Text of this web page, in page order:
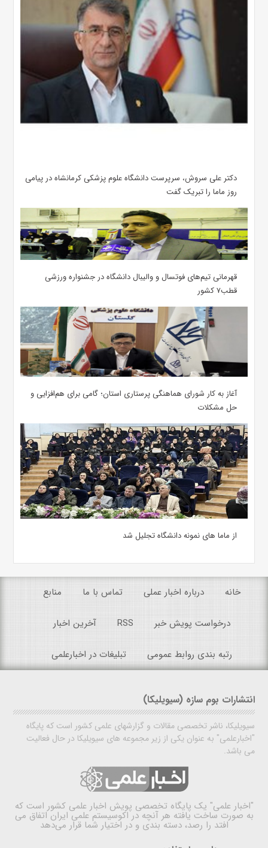
دکتر علی سروش، سرپرست دانشگاه علوم پزشکی کرمانشاه در پیامی
روز ماما را تبریک گفت
قهرمانی تیم‌های فوتسال و والیبال دانشگاه در جشنواره ورزشی
قطب۷ کشور
آغاز به کار شورای هماهنگی پرستاری استان؛ گامی برای هم‌افزایی و
حل مشکلات
از ماما های نمونه دانشگاه تجلیل شد
خانه درباره اخبار عملی تماس با ما منابع
درخواست پویش خبر RSS آخرین اخبار
رتبه بندی روابط عمومی تبلیغات در اخبارعلمی
انتشارات بوم سازه (سیویلیکا)
سیویلیکا، ناشر تخصصی مقالات و گزارشهای علمی کشور است که پایگاه
"اخبارعلمی" به عنوان یکی از زیر مجموعه های سیویلیکا در حال فعالیت
می باشد.
"اخبار علمی" یک پایگاه تخصصی پویش اخبار علمی کشور است که
به صورت ساخت یافته هر آنچه در اکوسیستم علمی ایران اتفاق می
افتد را رصد، دسته بندی و در اختیار شما قرار می‌دهد